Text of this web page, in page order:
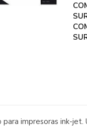
impresoras ink-